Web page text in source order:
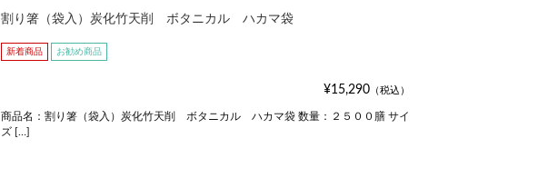
割り箸（袋入）炭化竹天削 ボタニカル ハカマ袋
新着商品 お勧め商品
¥15,290 （税込）
商品名：割り箸（袋入）炭化竹天削 ボタニカル ハカマ袋 数量：２５００膳 サイ
ズ […]